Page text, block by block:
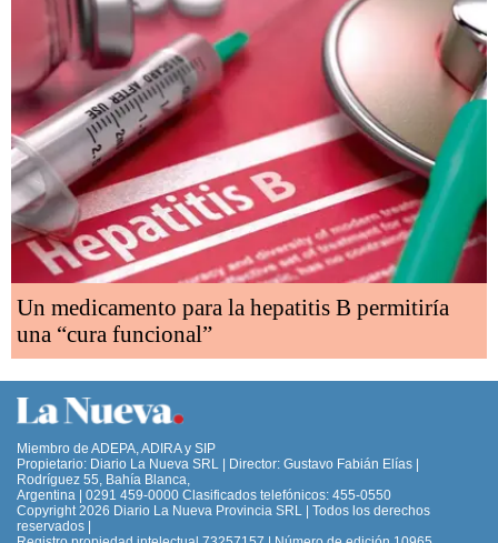
Un medicamento para la hepatitis B permitiría
una “cura funcional”
Miembro de ADEPA, ADIRA y SIP
Propietario: Diario La Nueva SRL | Director: Gustavo Fabián Elías |
Rodríguez 55, Bahía Blanca,
Argentina | 0291 459-0000 Clasificados telefónicos: 455-0550
Copyright 2026 Diario La Nueva Provincia SRL | Todos los derechos
reservados |